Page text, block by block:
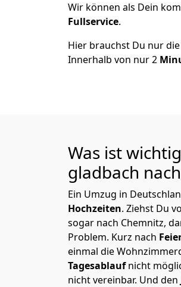
Wir können als Dein
Fullservice.
Hier brauchst Du nur
Innerhalb von nur 2
Was ist
gladbach
Ein Umzug in
Hochzeiten. Ziehst Du
sogar nach Chemnitz,
Problem. Kurz nach
einmal die
Tagesablaufnicht
nicht vereinbar. Und den